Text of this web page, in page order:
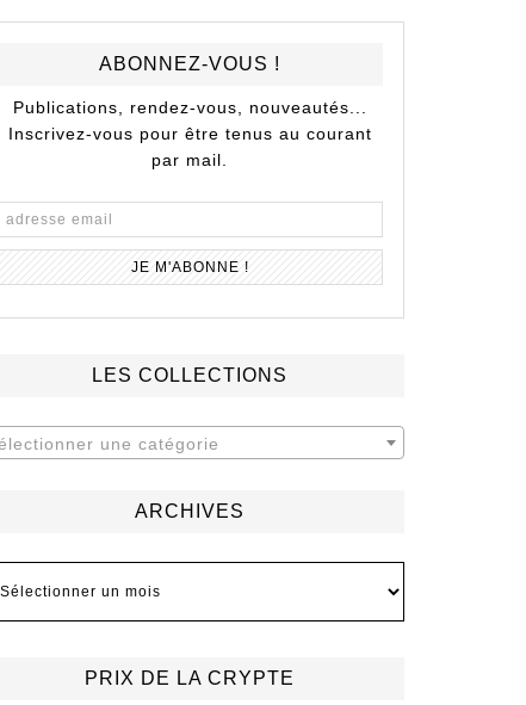
ABONNEZ-VOUS !
Publications, rendez-vous, nouveautés...
Inscrivez-vous pour être tenus au courant
par mail.
LES COLLECTIONS
une catégorie
ARCHIVES
PRIX DE LA CRYPTE